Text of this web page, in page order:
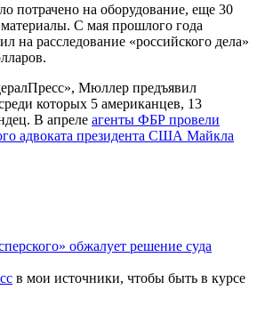
потрачено на оборудование, еще 30
С мая прошлого года
расследование «российского дела»
Мюллер предъявил
которых 5 американцев, 13
В апреле агенты ФБР провели
адвоката президента США Майкла
обжалует решение суда
в мои источники, чтобы быть в курсе